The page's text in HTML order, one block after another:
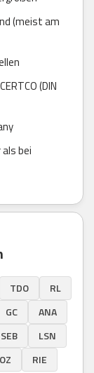
(meist am
(DIN
bei
TDO
RL
GC
ANA
SEB
LSN
OZ
RIE